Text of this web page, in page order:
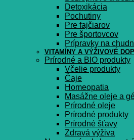
Detoxikácia
Pochutiny
Pre fajčiarov
Pre športovcov
Prípravky na
VITAMÍNY A VÝŽIVOVÉ
Prírodné a BIO produkty
Včelie produkty
Čaje
Homeopatia
Masážne oleje a
Prírodné oleje
Prírodné produkty
Prírodné šťavy
Zdravá výživa